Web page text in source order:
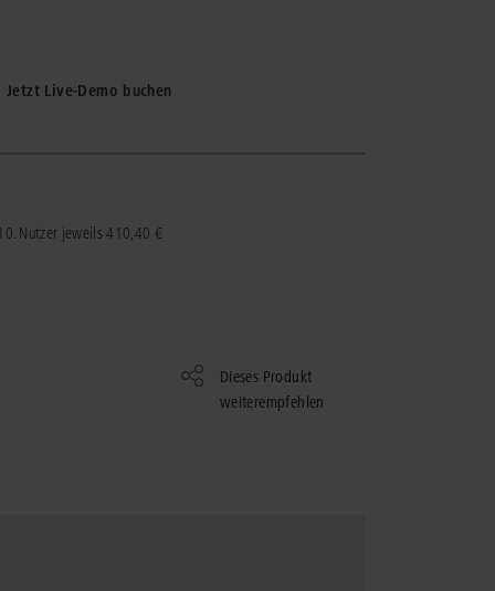
mehr erfahren
Nutzer jeweils 410,40 €
Dieses Produkt
weiterempfehlen
Jetzt Live-Demo buchen